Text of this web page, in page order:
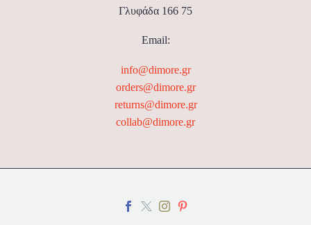
Γλυφάδα 166 75
Email:
info@dimore.gr
orders@dimore.gr
returns@dimore.gr
collab@dimore.gr